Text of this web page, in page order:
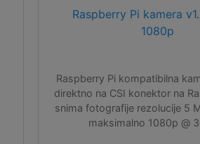
Raspberry Pi kamera
1080p
Raspberry Pi kompatibilna
direktno na CSI konektor na
snima fotografije rezolucije 5
maksimalno 1080p @